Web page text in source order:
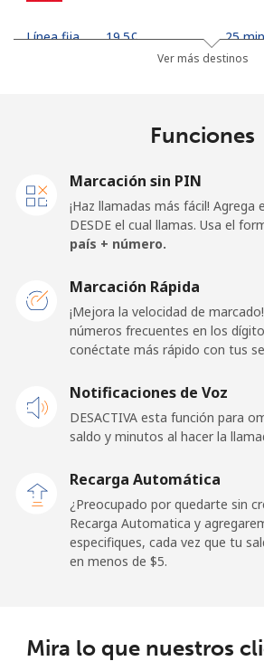
Línea fija ⁦19.5¢⁩ 25
Línea fija ⁦90.9¢⁩
⁦89.9¢⁩ 5 min
Línea fija ⁦101.5¢⁩ 4 min
⁦65.9¢⁩ 7
Celular ⁦54.5¢⁩ 9 min
Liechtenstein
Celular 25
Ver más destinos
Funciones
Marcación sin PIN
¡Haz llamadas más fácil!
DESDE el cual llamas. Usa el
país + número.
Marcación Rápida
¡Mejora la velocidad de
números frecuentes en los
conéctate más rápido con tus
Notificaciones de Voz
DESACTIVA esta función para
saldo y minutos al hacer la
Recarga Automática
¿Preocupado por quedarte sin
Recarga Automatica y
especifiques, cada vez que tu
en menos de ⁦$5⁩.
Mira lo que nuestros